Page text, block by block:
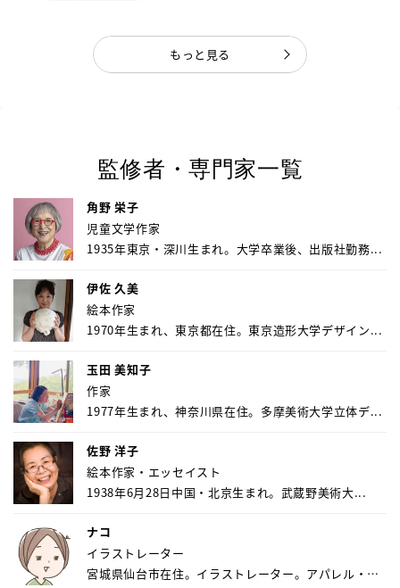
もっと見る
監修者・専門家一覧
角野 栄子
児童文学作家
1935年東京・深川生まれ。大学卒業後、出版社勤務...
伊佐 久美
絵本作家
1970年生まれ、東京都在住。東京造形大学デザイン...
玉田 美知子
作家
1977年生まれ、神奈川県在住。多摩美術大学立体デ...
佐野 洋子
絵本作家・エッセイスト
1938年6月28日中国・北京生まれ。武蔵野美術大...
ナコ
イラストレーター
宮城県仙台市在住。イラストレーター。アパレル・キ